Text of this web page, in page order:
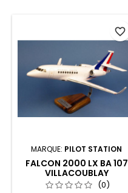
MARQUE: PILOT STATION
FALCON 2000 LX BA 107
VILLACOUBLAY
(0)
favorite_border